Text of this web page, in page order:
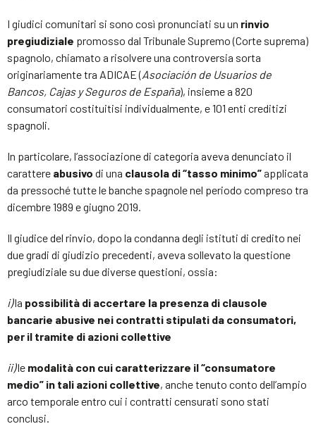
I giudici comunitari si sono così pronunciati su un rinvio
pregiudiziale promosso dal Tribunale Supremo (Corte suprema)
spagnolo, chiamato a risolvere una controversia sorta
originariamente tra ADICAE (Asociación de Usuarios de
Bancos, Cajas y Seguros de España), insieme a 820
consumatori costituitisi individualmente, e 101 enti creditizi
spagnoli.
In particolare, l’associazione di categoria aveva denunciato il
carattere abusivo di una clausola di “tasso minimo”applicata
da pressoché tutte le banche spagnole nel periodo compreso tra
dicembre 1989 e giugno 2019.
Il giudice del rinvio, dopo la condanna degli istituti di credito nei
due gradi di giudizio precedenti, aveva sollevato la questione
pregiudiziale su due diverse questioni, ossia:
i)la possibilità di accertare la presenza di clausole
bancarie abusive nei contratti stipulati da consumatori,
per il tramite di azioni collettive
ii)le modalità con cui caratterizzare il “consumatore
medio” in tali azioni collettive, anche tenuto conto dell’ampio
arco temporale entro cui i contratti censurati sono stati
conclusi.